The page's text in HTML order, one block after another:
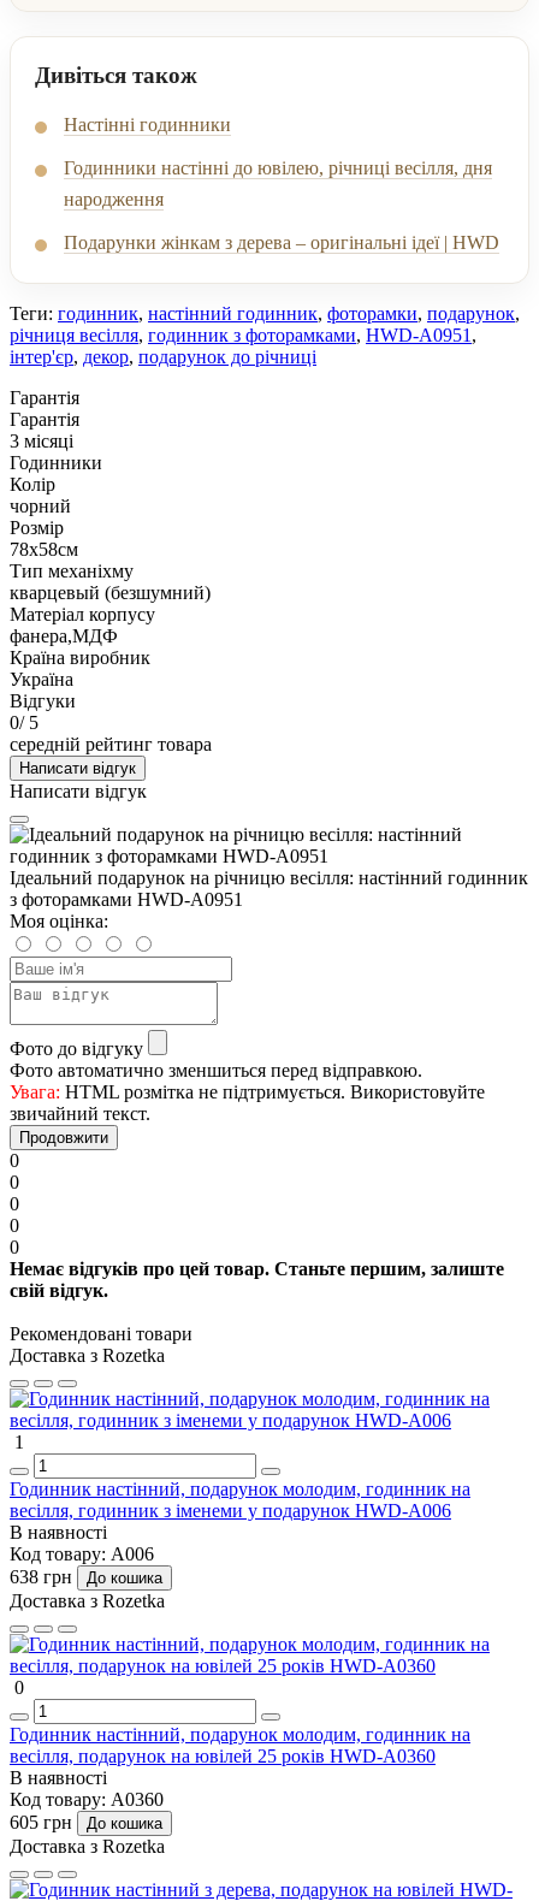
Дивіться також
Настінні годинники
Годинники настінні до ювілею, річниці весілля, дня
народження
Подарунки жінкам з дерева – оригінальні ідеї | HWD
Теги: годинник, настінний годинник, фоторамки, подарунок,
річниця весілля, годинник з фоторамками, HWD-A0951 ,
інтер'єр, декор, подарунок до річниці
Гарантія
Гарантія
3 місяці
Годинники
Колір
чорний
Розмір
78х58см
Тип механіхму
кварцевый (безшумний)
Матеріал корпусу
фанера,МДФ
Країна виробник
Україна
Відгуки
0/ 5
середній рейтинг товара
Написати відгук
Написати відгук
Ідеальний подарунок на річницю весілля: настінний годинник
з фоторамками HWD-A0951
Моя оцінка:
Фото до відгуку
Фото автоматично зменшиться перед відправкою.
Увага: HTML розмітка не підтримується. Використовуйте
звичайний текст.
Продовжити
0
0
0
0
0
Немає відгуків про цей товар. Станьте першим, залиште
свій відгук.
Рекомендовані товари
Доставка з Rozetka
1
Годинник настінний, подарунок молодим, годинник на
весілля, годинник з іменеми у подарунок HWD-A006
В наявності
Код товару: A006
638 грн
До кошика
Доставка з Rozetka
0
Годинник настінний, подарунок молодим, годинник на
весілля, подарунок на ювілей 25 років HWD-A0360
В наявності
Код товару: A0360
605 грн
До кошика
Доставка з Rozetka